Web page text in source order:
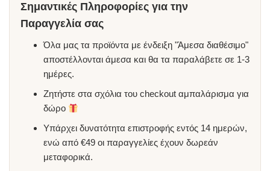
Σημαντικές Πληροφορίες για την
Παραγγελία σας
Όλα μας τα προϊόντα με ένδειξη "Άμεσα διαθέσιμο"
αποστέλλονται άμεσα και θα τα παραλάβετε σε 1-3
ημέρες.
Ζητήστε στα σχόλια του checkout αμπαλάρισμα για
δώρο
Υπάρχει δυνατότητα επιστροφής εντός 14 ημερών,
ενώ από €49 οι παραγγελίες έχουν δωρεάν
μεταφορικά.